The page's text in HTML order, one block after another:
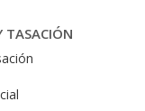
TASACIÓN